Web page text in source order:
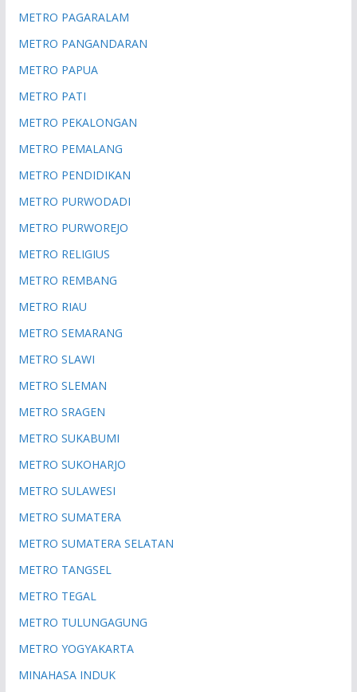
METRO PAGARALAM
METRO PANGANDARAN
METRO PAPUA
METRO PATI
METRO PEKALONGAN
METRO PEMALANG
METRO PENDIDIKAN
METRO PURWODADI
METRO PURWOREJO
METRO RELIGIUS
METRO REMBANG
METRO RIAU
METRO SEMARANG
METRO SLAWI
METRO SLEMAN
METRO SRAGEN
METRO SUKABUMI
METRO SUKOHARJO
METRO SULAWESI
METRO SUMATERA
METRO SUMATERA SELATAN
METRO TANGSEL
METRO TEGAL
METRO TULUNGAGUNG
METRO YOGYAKARTA
MINAHASA INDUK